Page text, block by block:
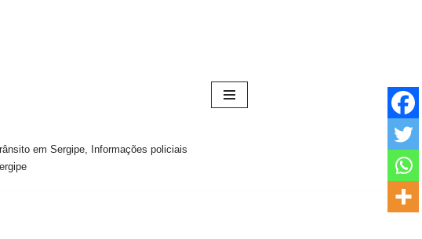
em Sergipe, Informações policiais